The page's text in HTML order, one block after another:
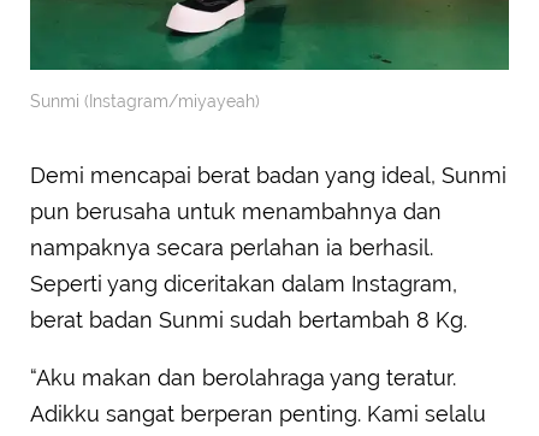
Sunmi (Instagram/miyayeah)
Demi mencapai berat badan yang ideal, Sunmi
pun berusaha untuk menambahnya dan
nampaknya secara perlahan ia berhasil.
Seperti yang diceritakan dalam Instagram,
berat badan Sunmi sudah bertambah 8 Kg.
“Aku makan dan berolahraga yang teratur.
Adikku sangat berperan penting. Kami selalu